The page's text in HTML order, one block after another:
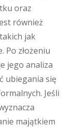
oraz
również
jak
Po złożeniu
jego analiza
ubiegania się
Jeśli
majątkiem